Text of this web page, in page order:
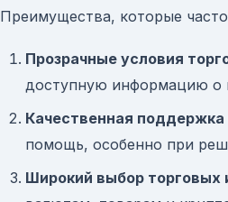
Преимущества, которые
Прозрачные условия
доступную информацию о
Качественная поддержка
помощь, особенно при
Широкий выбор торговых